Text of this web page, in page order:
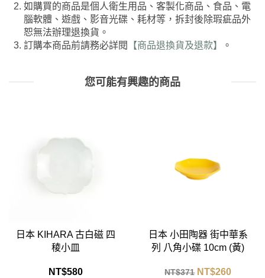
如購買的商品是個人衛生用品、客製化商品、食品、電
腦軟體、遊戲、影音光碟、耗材等，拆封後除瑕疵品外
恕無法辦理退換貨。
訂購本商品前請務必詳閱
【商品退換貨及退款】 。
您可能有興趣的商品
日本 小田陶器 街中華系
列 八角小碟 10cm (黃)
371 NT$
日本 KIHARA 有田燒 麻
葉 / 取皿
NT$380